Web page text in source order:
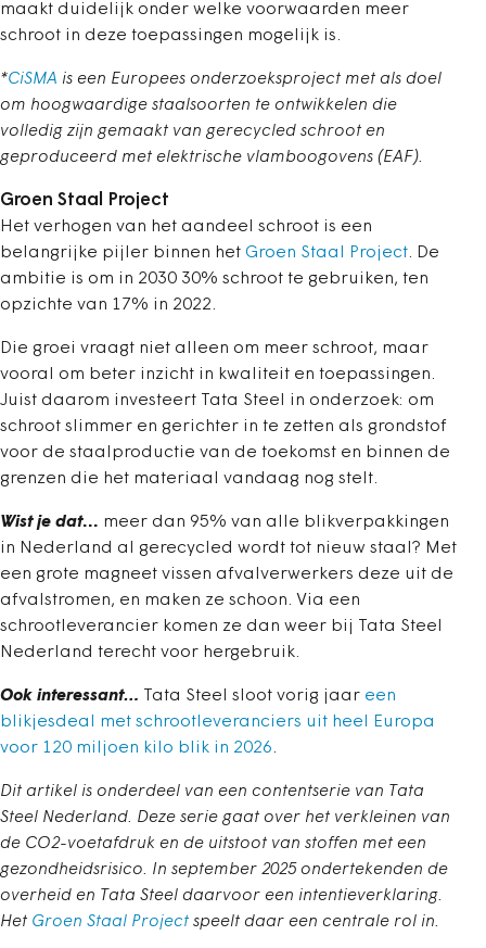
maakt duidelijk onder welke voorwaarden meer
schroot in deze toepassingen mogelijk is.
*CiSMA is een Europees onderzoeksproject met als doel
om hoogwaardige staalsoorten te ontwikkelen die
volledig zijn gemaakt van gerecycled schroot en
geproduceerd met elektrische vlamboogovens (EAF).
Groen Staal Project
Het verhogen van het aandeel schroot is een
belangrijke pijler binnen het Groen Staal Project. De
ambitie is om in 2030 30% schroot te gebruiken, ten
opzichte van 17% in 2022.
Die groei vraagt niet alleen om meer schroot, maar
vooral om beter inzicht in kwaliteit en toepassingen.
Juist daarom investeert Tata Steel in onderzoek: om
schroot slimmer en gerichter in te zetten als grondstof
voor de staalproductie van de toekomst en binnen de
grenzen die het materiaal vandaag nog stelt.
Wist je dat… meer dan 95% van alle blikverpakkingen
in Nederland al gerecycled wordt tot nieuw staal? Met
een grote magneet vissen afvalverwerkers deze uit de
afvalstromen, en maken ze schoon. Via een
schrootleverancier komen ze dan weer bij Tata Steel
Nederland terecht voor hergebruik.
Ook interessant… Tata Steel sloot vorig jaar een
blikjesdeal met schrootleveranciers uit heel Europa
voor 120 miljoen kilo blik in 2026.
Dit artikel is onderdeel van een contentserie van Tata
Steel Nederland. Deze serie gaat over het verkleinen van
de CO2-voetafdruk en de uitstoot van stoffen met een
gezondheidsrisico. In september 2025 ondertekenden de
overheid en Tata Steel daarvoor een intentieverklaring.
Het Groen Staal Project speelt daar een centrale rol in.